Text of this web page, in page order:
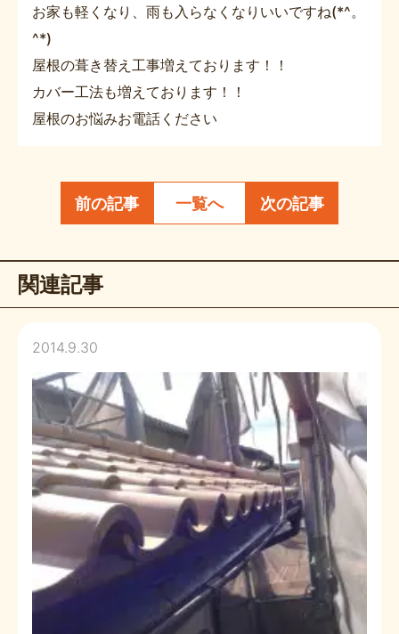
お家も軽くなり、雨も入らなくなりいいですね(*^。
^*)
屋根の葺き替え工事増えております！！
カバー工法も増えております！！
屋根のお悩みお電話ください
前の記事 一覧へ 次の記事
関連記事
2014.9.30